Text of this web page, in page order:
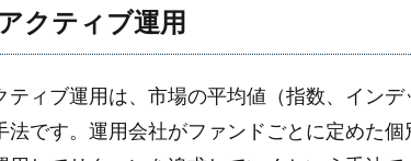
アクティブ運用
ティブ運用は、市場の平均値（指数、イン
法です。運用会社がファンドごとに定めた